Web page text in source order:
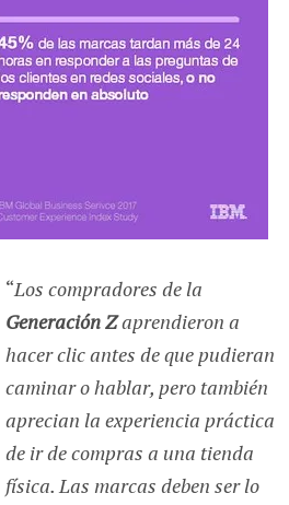
“Los compradores de la
Generación Zaprendieron a
hacer clic antes de que pudieran
caminar o hablar, pero también
aprecian la experiencia práctica
de ir de compras a una tienda
física. Las marcas deben ser lo